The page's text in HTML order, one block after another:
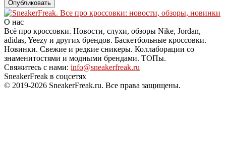
О нас
Всё про кроссовки. Новости, слухи, обзоры Nike, Jordan,
adidas, Yeezy и других брендов. Баскетбольные кроссовки.
Новинки. Свежие и редкие сникеры. Коллаборации со
знаменитостями и модными брендами. ТОПы.
Свяжитесь с нами: info@sneakerfreak.ru
SneakerFreak в соцсетях
© 2019-2026 SneakerFreak.ru. Все права защищены.